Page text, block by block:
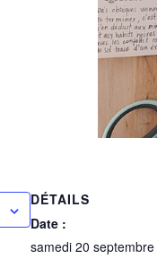
DÉTAILS
Date :
samedi 20 septembre